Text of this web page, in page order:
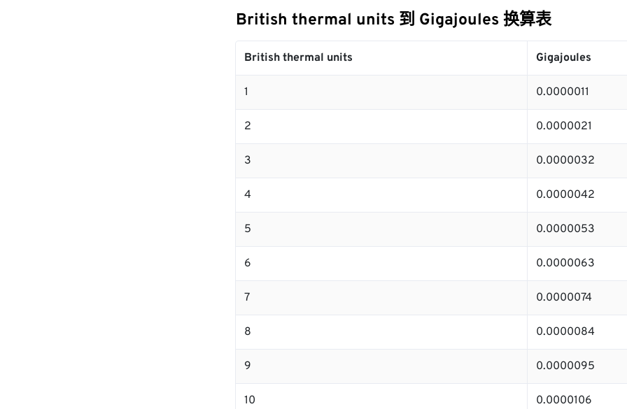
British thermal units 到 Gigajoules 换算表
British thermal units Gigajoules
1 0.0000011
2 0.0000021
3 0.0000032
4 0.0000042
5 0.0000053
6 0.0000063
7 0.0000074
8 0.0000084
9 0.0000095
10 0.0000106